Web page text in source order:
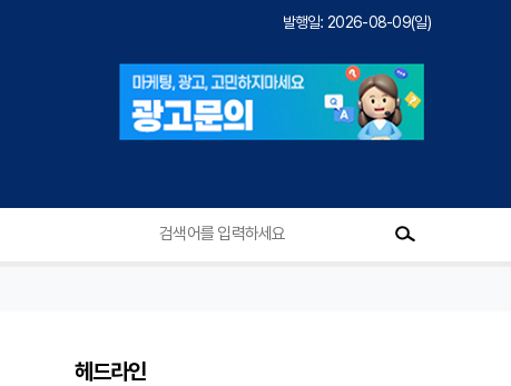
발행일: 2026-08-09(일)
헤드라인